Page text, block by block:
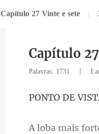
Capítulo 27 Vinte e sete |
Capítulo
Palavras: 1731 |